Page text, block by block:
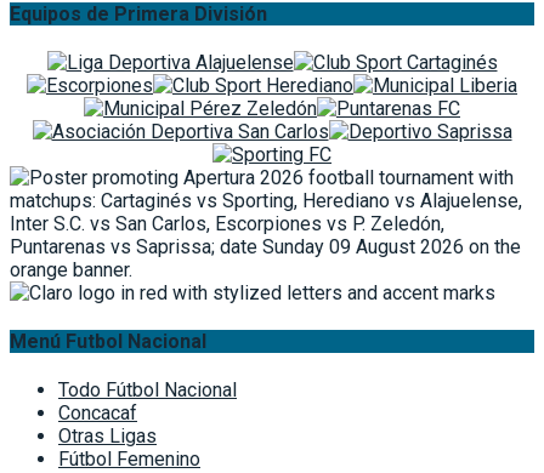
Equipos de Primera División
Menú Futbol Nacional
Todo Fútbol Nacional
Concacaf
Otras Ligas
Fútbol Femenino